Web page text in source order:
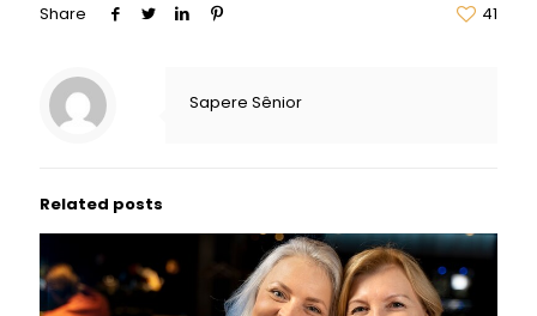
Share 41
Sapere Sênior
Related posts